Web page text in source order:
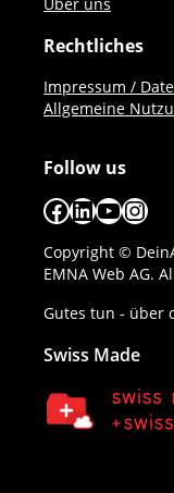
Rechtliches
Impressum /
Allgemeine
Follow us
Facebook
LinkedIn
Copyright ©
EMNA Web AG.
Gutes tun - über
Swiss Made